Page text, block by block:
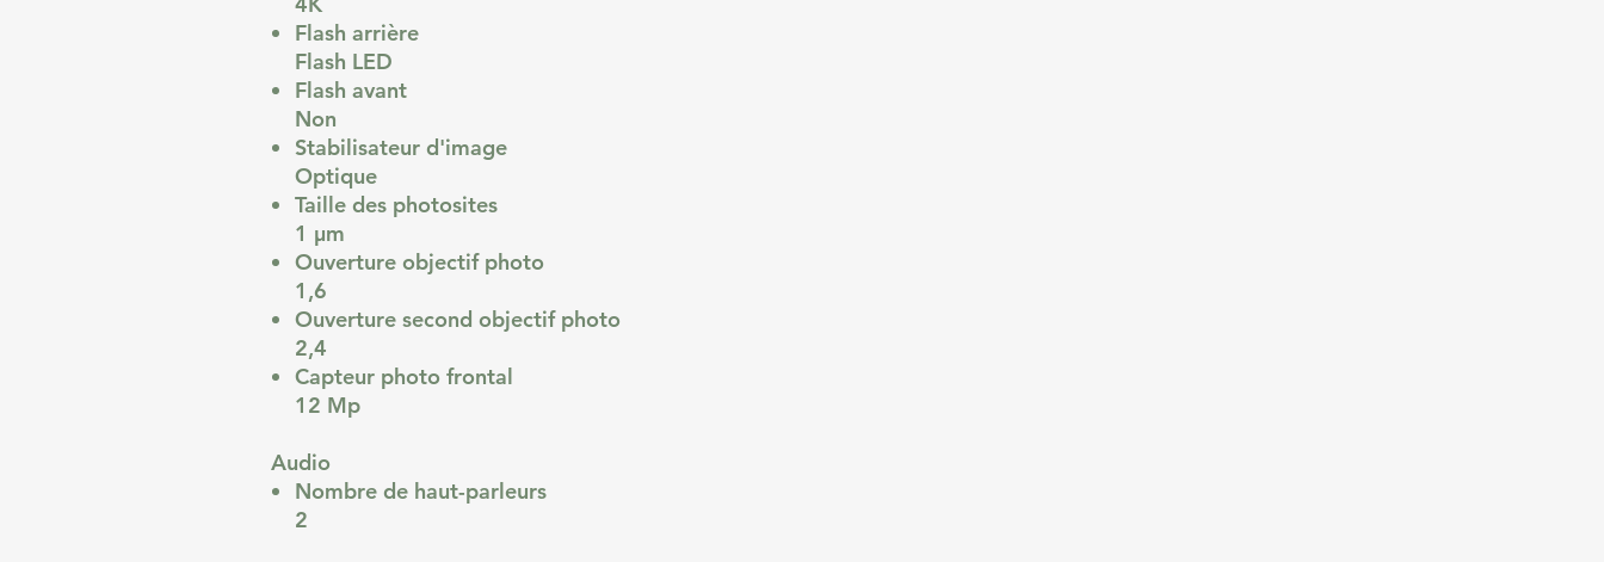
Flash arrière
Flash LED
Flash avant
Non
Stabilisateur d'image
Optique
Taille des photosites
1 µm
Ouverture objectif photo
1,6
Ouverture second objectif photo
2,4
Capteur photo frontal
12 Mp
Audio
Nombre de haut-parleurs
2